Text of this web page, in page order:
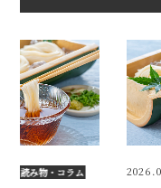
2026.06.05 読み物・コラム